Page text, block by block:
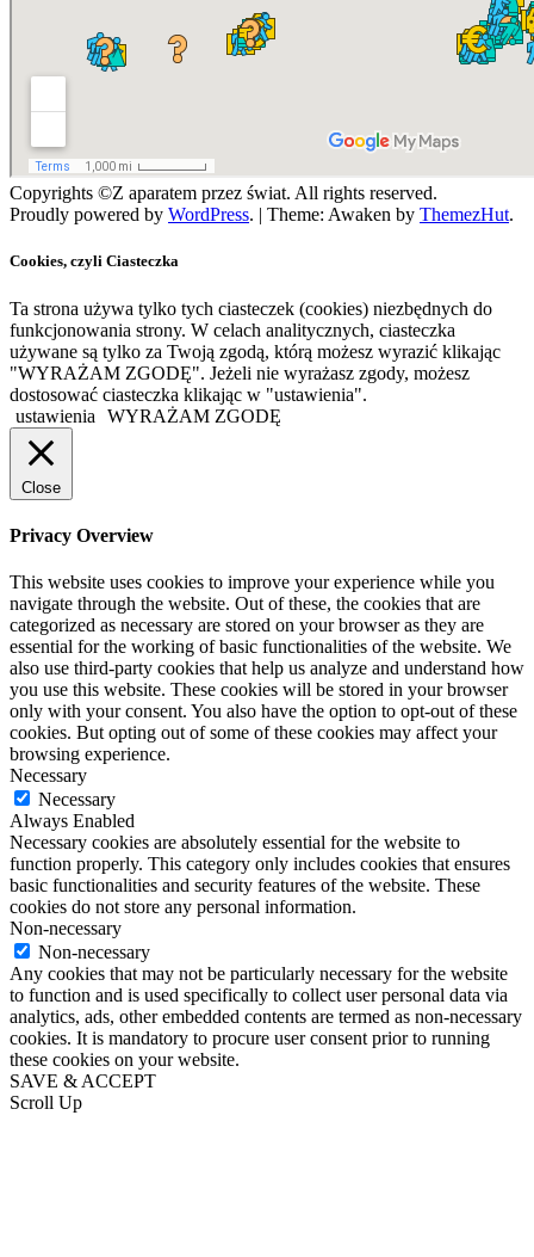
Copyrights ©Z aparatem przez świat. All rights reserved.
Proudly powered by WordPress. | Theme: Awaken by ThemezHut.
Cookies, czyli Ciasteczka
Ta strona używa tylko tych ciasteczek (cookies) niezbędnych do
funkcjonowania strony. W celach analitycznych, ciasteczka
używane są tylko za Twoją zgodą, którą możesz wyrazić klikając
"WYRAŻAM ZGODĘ". Jeżeli nie wyrażasz zgody, możesz
dostosować ciasteczka klikając w "ustawienia".
ustawienia
WYRAŻAM ZGODĘ
Close
Privacy Overview
This website uses cookies to improve your experience while you
navigate through the website. Out of these, the cookies that are
categorized as necessary are stored on your browser as they are
essential for the working of basic functionalities of the website. We
also use third-party cookies that help us analyze and understand how
you use this website. These cookies will be stored in your browser
only with your consent. You also have the option to opt-out of these
cookies. But opting out of some of these cookies may affect your
browsing experience.
Necessary
Necessary
Always Enabled
Necessary cookies are absolutely essential for the website to
function properly. This category only includes cookies that ensures
basic functionalities and security features of the website. These
cookies do not store any personal information.
Non-necessary
Non-necessary
Any cookies that may not be particularly necessary for the website
to function and is used specifically to collect user personal data via
analytics, ads, other embedded contents are termed as non-necessary
cookies. It is mandatory to procure user consent prior to running
these cookies on your website.
SAVE & ACCEPT
Scroll Up